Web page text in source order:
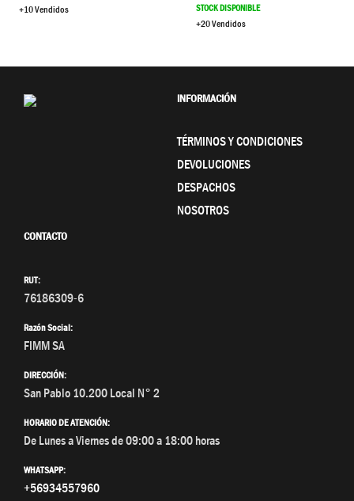
+10 Vendidos STOCK DISPONIBLE
+20 Vendidos
INFORMACIÓN
TÉRMINOS Y CONDICIONES
DEVOLUCIONES
DESPACHOS
NOSOTROS
CONTACTO
RUT:
76186309-6
Razón Social:
FIMM SA
DIRECCIÓN:
San Pablo 10.200 Local N° 2
HORARIO DE ATENCIÓN:
De Lunes a Viernes de 09:00 a 18:00 horas
WHATSAPP:
+56934557960